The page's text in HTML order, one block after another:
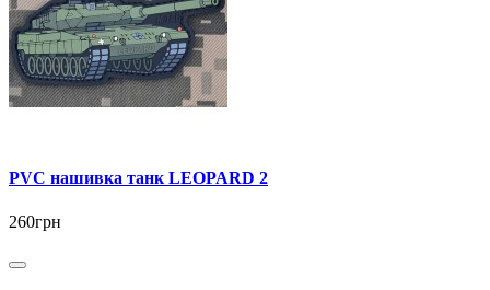
PVC нашивка танк LEOPARD 2
260грн